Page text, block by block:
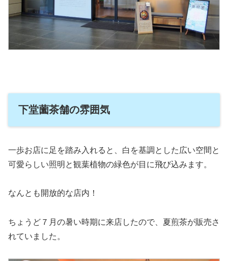
下堂薗茶舗の雰囲気
一歩お店に足を踏み入れると、白を基調とした広い空間と
可愛らしい照明と観葉植物の緑色が目に飛び込みます。
なんとも開放的な店内！
ちょうど７月の暑い時期に来店したので、夏煎茶が販売さ
れていました。